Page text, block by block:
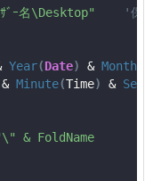
ﾞｰ名\Desktop" '保
Year(Date) & Month
& Minute(Time) &
& FoldName